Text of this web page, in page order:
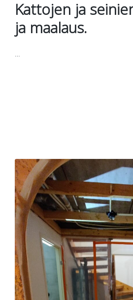
Kattojen ja
ja maalaus.
…